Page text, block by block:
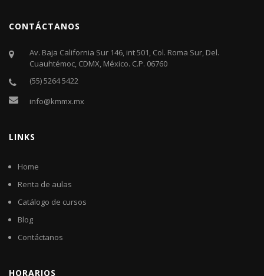
CONTÁCTANOS
Av. Baja California Sur 146, int 501, Col. Roma Sur, Del.
Cuauhtémoc, CDMX, México. C.P. 06760​
(55) 5264 5422
info@kmmx.mx
LINKS
Home
Renta de aulas
Catálogo de cursos
Blog
Contáctanos
HORARIOS